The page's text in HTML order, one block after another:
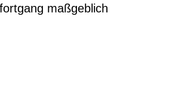
maßgeblich